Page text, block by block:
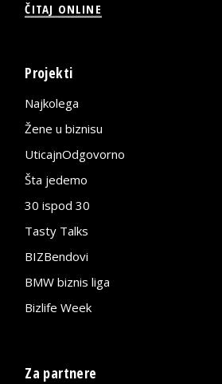
ČITAJ ONLINE
Projekti
Najkolega
Žene u biznisu
UticajnOdgovorno
Šta jedemo
30 ispod 30
Tasty Talks
BIZBendovi
BMW biznis liga
Bizlife Week
Za partnere